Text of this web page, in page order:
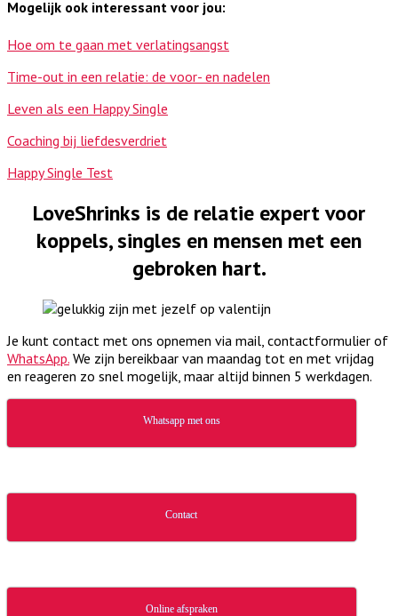
Mogelijk ook interessant voor jou:
Hoe om te gaan met verlatingsangst
Time-out in een relatie: de voor- en nadelen
Leven als een Happy Single
Coaching bij liefdesverdriet
Happy Single Test
LoveShrinks is de relatie expert voor
koppels, singles en mensen met een
gebroken hart.
Je kunt contact met ons opnemen via mail, contactformulier of
WhatsApp. We zijn bereikbaar van maandag tot en met vrijdag
en reageren zo snel mogelijk, maar altijd binnen 5 werkdagen.
Whatsapp met ons
Contact
Online afspraken